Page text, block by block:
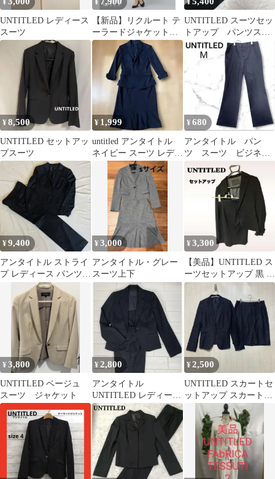
¥
UNTITLED レディース
スーツ
¥
【新品】リクルート テ
ーラードジャケット＆
タイトスカート S アン
タイトル
¥
UNTITLED スーツセッ
トアップ パンツスー
ツ 日本製 ブラック
¥8,500
UNTITLED セットアッ
プスーツ
¥ 1,999
untitled アンタイトル
ネイビー スーツ レディ
ース7〜9号
¥ 680
アンタイトル パン
ツ スーツ ビジネ
ス フォーマル Ⅿ
ウール 日本製 黒
¥9,400
アンタイトル ストライ
プ レディース パンツス
ーツ 1ボタン サイズ4
¥3,000
アンタイトル・グレー
スーツ上下
¥3,300
【美品】UNTITLED ス
ーツセットアップ 黒 ジ
ャケット スカート S〜
¥3,800
UNTITLED ベージュ
スーツ ジャケット
¥2,800
アンタイトル
UNTITLED レディー
ス スーツ セットア
ップ ブラック
¥2,500
UNTITLED スカートセ
ットアップ スカートス
ーツ ストライプ